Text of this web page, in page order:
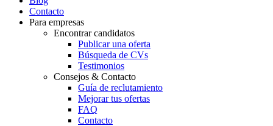
Contacto
Para empresas
Encontrar candidatos
Publicar una oferta
Búsqueda de CVs
Testimonios
Consejos & Contacto
Guía de reclutamiento
Mejorar tus ofertas
FAQ
Contacto